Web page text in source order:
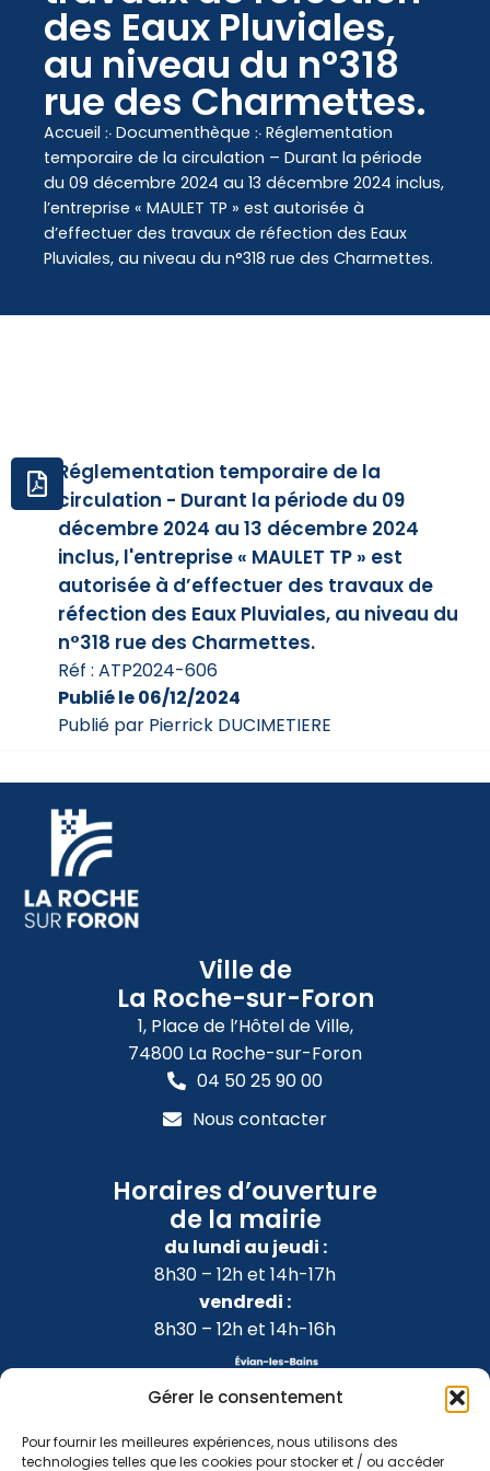
Gérer le consentement
Pour fournir les meilleures expériences, nous utilisons des
technologies telles que les cookies pour stocker et / ou accéder
principaldes Eaux Pluviales,
au niveau du n°318
rue des Charmettes.
Accueil ჻ Documenthèque ჻ Réglementation
temporaire de la circulation – Durant la période
du 09 décembre 2024 au 13 décembre 2024 inclus,
l’entreprise « MAULET TP » est autorisée à
d’effectuer des travaux de réfection des Eaux
Pluviales, au niveau du n°318 rue des Charmettes.
Réglementation temporaire de la
circulation - Durant la période du 09
décembre 2024 au 13 décembre 2024
inclus, l'entreprise « MAULET TP » est
autorisée à d’effectuer des travaux de
réfection des Eaux Pluviales, au niveau du
n°318 rue des Charmettes.
Réf : ATP2024-606
Publié le 06/12/2024
Publié par Pierrick DUCIMETIERE
Ville de
La Roche-sur-Foron
1, Place de l’Hôtel de Ville,
74800 La Roche-sur-Foron
04 50 25 90 00
Nous contacter
Horaires d’ouverture
de la mairie
du lundi au jeudi :
8h30 – 12h et 14h-17h
vendredi :
8h30 – 12h et 14h-16h